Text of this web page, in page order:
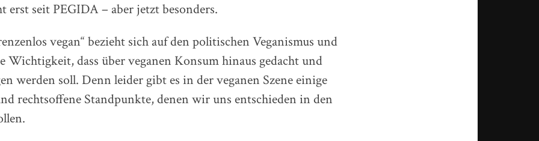
erst seit PEGIDA – aber jetzt besonders.
vegan“ bezieht sich auf den politischen Veganismus und
Wichtigkeit, dass über veganen Konsum hinaus gedacht und
werden soll. Denn leider gibt es in der veganen Szene einige
rechtsoffene Standpunkte, denen wir uns entschieden in den